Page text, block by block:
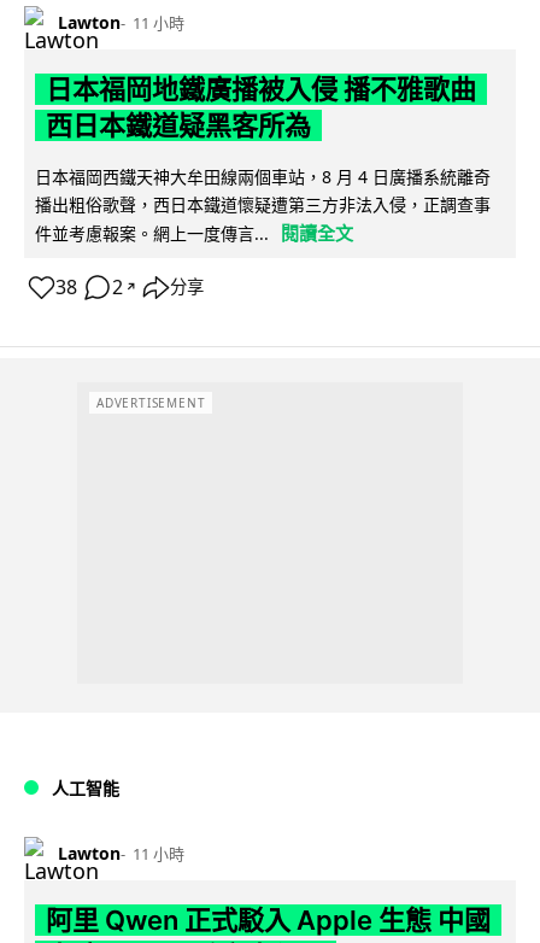
Lawton 11 小時
日本福岡地鐵廣播被入侵 播不雅歌曲
西日本鐵道疑黑客所為
日本福岡西鐵天神大牟田線兩個車站，8 月 4 日廣播系統離奇
播出粗俗歌聲，西日本鐵道懷疑遭第三方非法入侵，正調查事
件並考慮報案。網上一度傳言...
閱讀全文
38 2 ↗ 分享
ADVERTISEMENT
人工智能
Lawton 11 小時
阿里 Qwen 正式駁入 Apple 生態 中國